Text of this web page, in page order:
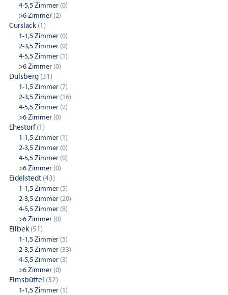
4-5,5 Zimmer (0)
>6 Zimmer (2)
Curslack (1)
1-1,5 Zimmer (0)
2-3,5 Zimmer (0)
4-5,5 Zimmer (1)
>6 Zimmer (0)
Dulsberg (31)
1-1,5 Zimmer (7)
2-3,5 Zimmer (16)
4-5,5 Zimmer (2)
>6 Zimmer (0)
Ehestorf(1)
1-1,5 Zimmer (1)
2-3,5 Zimmer (0)
4-5,5 Zimmer (0)
>6 Zimmer (0)
Eidelstedt (43)
1-1,5 Zimmer (5)
2-3,5 Zimmer (20)
4-5,5 Zimmer (8)
>6 Zimmer (0)
Eilbek (51)
1-1,5 Zimmer (5)
2-3,5 Zimmer (33)
4-5,5 Zimmer (3)
>6 Zimmer (0)
Eimsbüttel (32)
1-1,5 Zimmer (1)